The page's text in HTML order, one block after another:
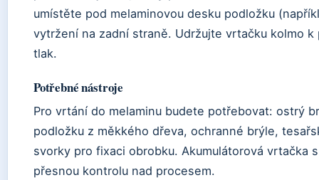
umístěte pod melaminovou desku podložku
vytržení na zadní straně. Udržujte vrtačku kolmo
tlak.
Potřebné nástroje
Pro vrtání do melaminu budete potřebovat: ostrý
podložku z měkkého dřeva, ochranné brýle,
svorky pro fixaci obrobku. Akumulátorová vrtačka
přesnou kontrolu nad procesem.